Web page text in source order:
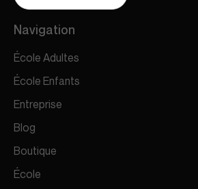
Navigation
École Adultes
École Enfants
Entreprise
Blog
Boutique
École